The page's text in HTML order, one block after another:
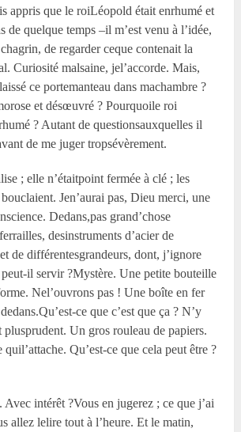
appris que le roiLéopold était enrhumé et
de quelque temps –il m’est venu à l’idée,
de regarder ceque contenait la
Curiosité malsaine, jel’accorde. Mais,
ce portemanteau dans machambre ?
et désœuvré ? Pourquoile roi
? Autant de questionsauxquelles il
de me juger tropsévèrement.
; elle n’étaitpoint fermée à clé ; les
Jen’aurai pas, Dieu merci, une
Dedans,pas grand’chose
desinstruments d’acier de
de différentesgrandeurs, dont, j’ignore
il servir ?Mystère. Une petite bouteille
Nel’ouvrons pas ! Une boîte en fer
ce que c’est que ça ? N’y
plusprudent. Un gros rouleau de papiers.
Qu’est-ce que cela peut être ?
Avec intérêt ?Vous en jugerez ; ce que j’ai
allez lelire tout à l’heure. Et le matin,